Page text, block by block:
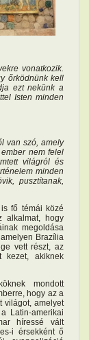
vonatkozik.
őrködnünk kell
ezt nekünk a
Isten minden
van szó, amely
nem felel
világról és
minden
pusztítanak,
fő témái közé
alkalmat, hogy
megoldása
Brazília
vett részt, az
kezet, akiknek
mondott
hogy az a
világot, amelyet
Latin-amerikai
híressé vált
i érsekként ő